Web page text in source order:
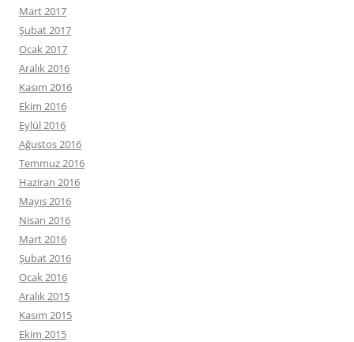
Mart 2017
Şubat 2017
Ocak 2017
Aralık 2016
Kasım 2016
Ekim 2016
Eylül 2016
Ağustos 2016
Temmuz 2016
Haziran 2016
Mayıs 2016
Nisan 2016
Mart 2016
Şubat 2016
Ocak 2016
Aralık 2015
Kasım 2015
Ekim 2015